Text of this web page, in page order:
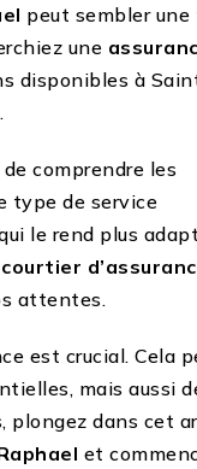
peut sembler une
une
disponibles à
comprendre les
type de service
le rend plus
courtier
attentes.
est crucial. Cela
mais aussi
plongez dans cet
et